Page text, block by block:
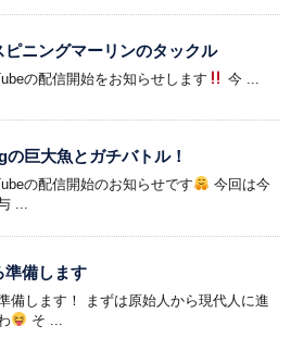
ピニングマーリンのタックル
の配信開始をお知らせします 今 ...
の巨大魚とガチバトル！
の配信開始のお知らせです
今回は今
...
準備します
備します！ まずは原始人から現代人に進
そ ...